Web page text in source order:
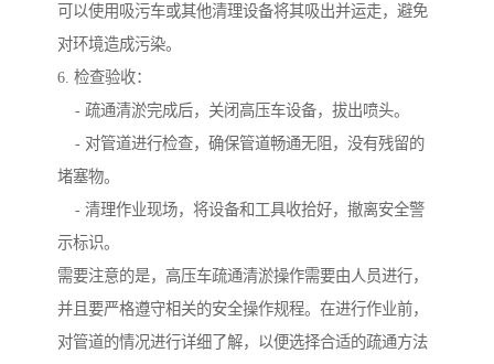
可以使用吸污车或其他清理设备将其吸出并运走，避免
对环境造成污染。
6. 检查验收：
- 疏通清淤完成后，关闭高压车设备，拔出喷头。
- 对管道进行检查，确保管道畅通无阻，没有残留的
堵塞物。
- 清理作业现场，将设备和工具收拾好，撤离安全警
示标识。
需要注意的是，高压车疏通清淤操作需要由人员进行，
并且要严格遵守相关的安全操作规程。在进行作业前，
对管道的情况进行详细了解，以便选择合适的疏通方法